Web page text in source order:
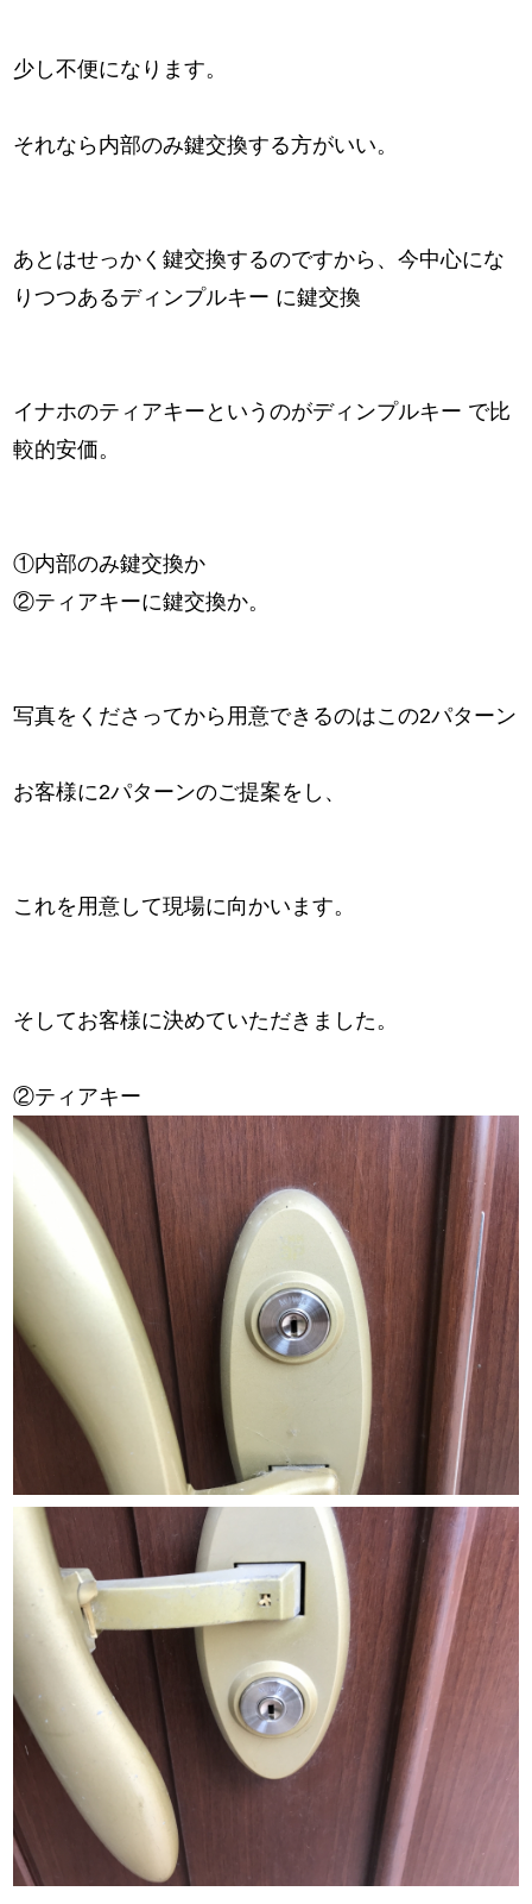
少し不便になります。
それなら内部のみ鍵交換する方がいい。
あとはせっかく鍵交換するのですから、今中心にな
りつつあるディンプルキー に鍵交換
イナホのティアキーというのがディンプルキー で比
較的安価。
①内部のみ鍵交換か
②ティアキーに鍵交換か。
写真をくださってから用意できるのはこの2パターン
お客様に2パターンのご提案をし、
これを用意して現場に向かいます。
そしてお客様に決めていただきました。
②ティアキー